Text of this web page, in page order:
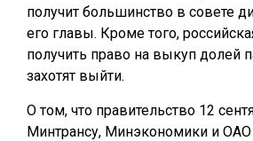
получит большинство в совете
его главы. Кроме того,
получить право на выкуп долей
захотят выйти.
О том, что правительство 12
Минтрансу, Минэкономики и